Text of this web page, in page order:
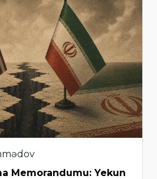
Memorandumu: Yekun